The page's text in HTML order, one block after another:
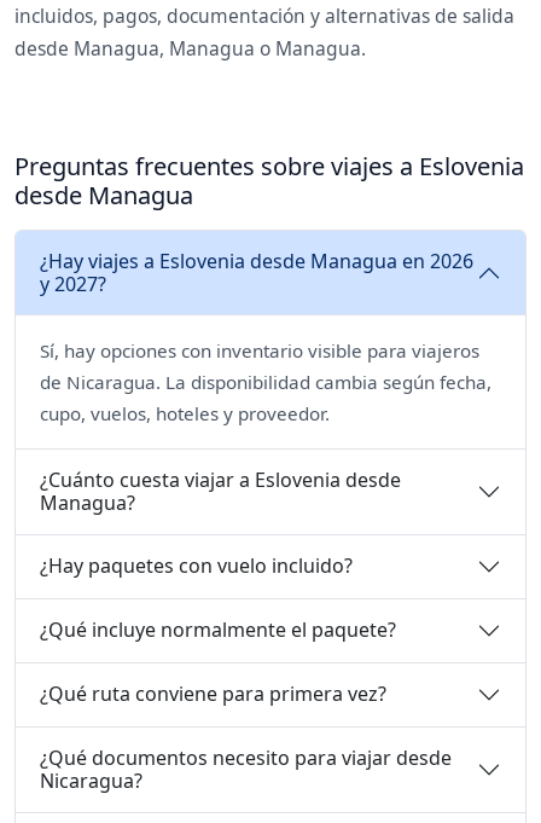
incluidos, pagos, documentación y alternativas de salida
desde Managua, Managua o Managua.
Preguntas frecuentes sobre viajes a Eslovenia
desde Managua
¿Hay viajes a Eslovenia desde Managua en 2026
y 2027?
Sí, hay opciones con inventario visible para viajeros
de Nicaragua. La disponibilidad cambia según fecha,
cupo, vuelos, hoteles y proveedor.
¿Cuánto cuesta viajar a Eslovenia desde
Managua?
¿Hay paquetes con vuelo incluido?
¿Qué incluye normalmente el paquete?
¿Qué ruta conviene para primera vez?
¿Qué documentos necesito para viajar desde
Nicaragua?